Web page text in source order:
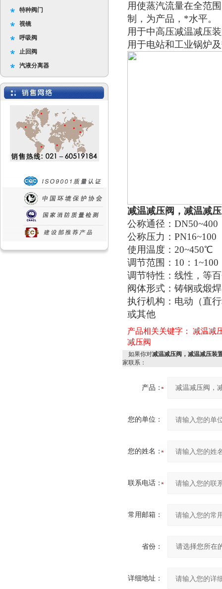
特种阀门
视镜
呼吸阀
止回阀
汽液分离器
用使蒸汽流量在全范
制，为产品，*水平。
用于中高压减温减压
用于电站和工业锅炉
减温减压阀，减温减
公称通径：DN50~400
公称压力：PN16~100
使用温度：20~450℃
调节范围：10：1~100
调节特性：线性，等
阀体形式：铸钢或煅
执行机构：电动（直
或其他
产品相关关键字： 减温减
减压阀
如果你对减温减压阀，减温减压装
家联系：
产品：
您的单位：
您的姓名：
联系电话：
常用邮箱：
省份：
详细地址：